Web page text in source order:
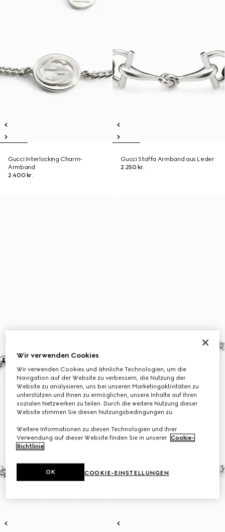
Gucci Interlocking Charm-
Armband
2.400 kr.
Gucci Staffa Armband aus Leder
2.250 kr.
Wir verwenden Cookies
Wir verwenden Cookies und ähnliche Technologien, um die
Navigation auf der Website zu verbessern, die Nutzung der
Website zu analysieren, uns bei unseren Marketingaktivitäten zu
unterstützen und Ihnen zu ermöglichen, unsere Inhalte auf Ihren
sozialen Netzwerken zu teilen. Durch die weitere Nutzung dieser
Website stimmen Sie diesen Nutzungsbedingungen zu.
Weitere Informationen zu diesen Technologien und ihrer
Verwendung auf dieser Website finden Sie in unserer Cookie-
Richtlinie.
COOKIE-EINSTELLUNGEN
OK